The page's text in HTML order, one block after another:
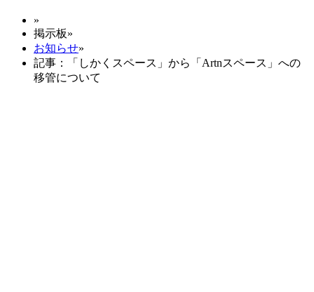
»
掲示板»
お知らせ»
記事：「しかくスペース」から「Artnスペース」への
移管について